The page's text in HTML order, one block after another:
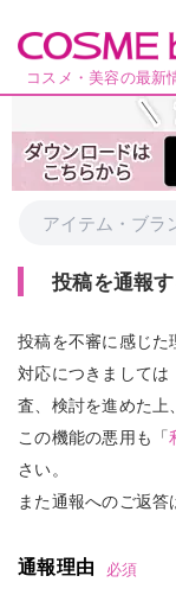
コスメ・美容の最新
投稿を通報
投稿を不審に感じた
対応につきましては
査、検討を進めた上
この機能の悪用も「
さい。
また通報へのご返答
通報理由 必須